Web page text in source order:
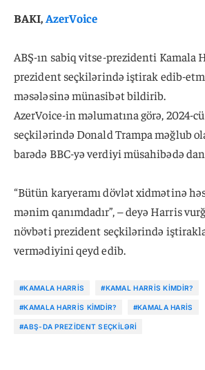
BAKI,AzerVoice
ABŞ-ın sabiq vitse-prezidenti Kamala
prezident seçkilərində iştirak edib-
məsələsinə münasibət bildirib.
AzerVoice-in məlumatına görə, 2024-
seçkilərində Donald Trampa məğlub
barədə BBC-yə verdiyi müsahibədə
“Bütün karyeramı dövlət xidmətinə
mənim qanımdadır”, – deyə Harris
növbəti prezident seçkilərində
vermədiyini qeyd edib.
#KAMALA HARRIS #KAMAL HARRIS KIMDIR?
#KAMALA HARRIS KIMDIR? #KAMALA HARIS
#ABŞ-DA PREZIDENT SEÇKILƏRI